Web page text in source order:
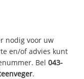
nodig voor uw
en/of advies kunt
Bel043-
.